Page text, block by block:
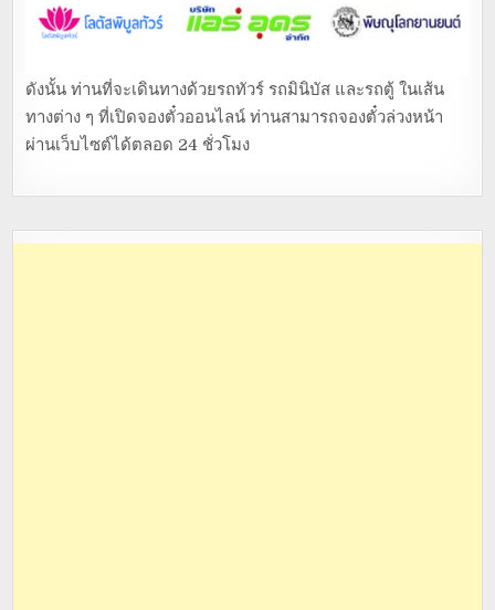
ดังนั้น ท่านที่จะเดินทางด้วยรถทัวร์ รถมินิบัส และรถตู้ ในเส้น
ทางต่าง ๆ ที่เปิดจองตั๋วออนไลน์ ท่านสามารถจองตั๋วล่วงหน้า
ผ่านเว็บไซต์ได้ตลอด 24 ชั่วโมง